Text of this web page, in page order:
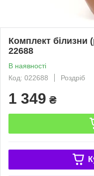
Комплект білизни
22688
В наявності
Код: 022688
Роздріб
1 349 ₴